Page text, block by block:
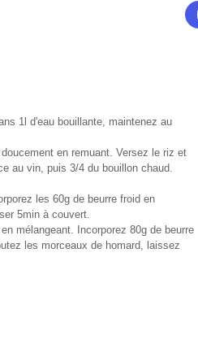
1l d'eau bouillante, maintenez au
en remuant. Versez le riz et
au vin, puis 3/4 du bouillon chaud.
les 60g de beurre froid en
5min à couvert.
mélangeant. Incorporez 80g de beurre
les morceaux de homard, laissez